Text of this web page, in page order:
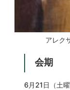
アレク
会期
6月21日（土